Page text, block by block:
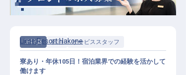
正社員 宿泊 サービススタッフ
Lime Resort Hakone
寮あり・年休105日！宿泊業界での経験を活かして
働けます